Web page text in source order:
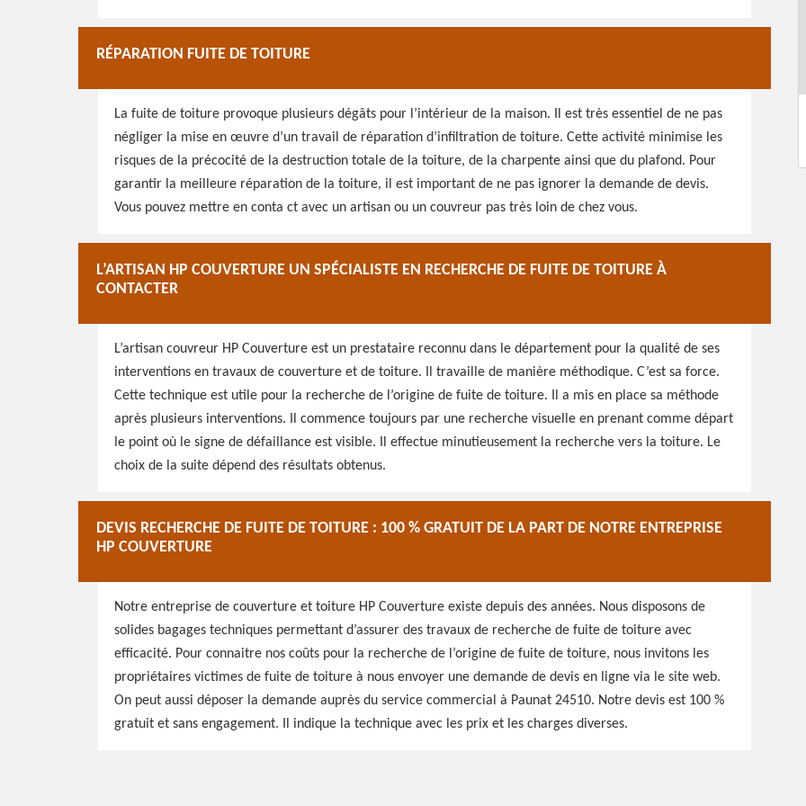
RÉPARATION FUITE DE TOITURE
La fuite de toiture provoque plusieurs dégâts pour l’intérieur de la maison. Il est très essentiel de ne pas
négliger la mise en œuvre d’un travail de réparation d’infiltration de toiture. Cette activité minimise les
risques de la précocité de la destruction totale de la toiture, de la charpente ainsi que du plafond. Pour
garantir la meilleure réparation de la toiture, il est important de ne pas ignorer la demande de devis.
Vous pouvez mettre en conta ct avec un artisan ou un couvreur pas très loin de chez vous.
L’ARTISAN HP COUVERTURE UN SPÉCIALISTE EN RECHERCHE DE FUITE DE TOITURE À
CONTACTER
L’artisan couvreur HP Couverture est un prestataire reconnu dans le département pour la qualité de ses
interventions en travaux de couverture et de toiture. Il travaille de manière méthodique. C’est sa force.
Cette technique est utile pour la recherche de l’origine de fuite de toiture. Il a mis en place sa méthode
après plusieurs interventions. Il commence toujours par une recherche visuelle en prenant comme départ
le point où le signe de défaillance est visible. Il effectue minutieusement la recherche vers la toiture. Le
choix de la suite dépend des résultats obtenus.
DEVIS RECHERCHE DE FUITE DE TOITURE : 100 % GRATUIT DE LA PART DE NOTRE ENTREPRISE
HP COUVERTURE
Notre entreprise de couverture et toiture HP Couverture existe depuis des années. Nous disposons de
solides bagages techniques permettant d’assurer des travaux de recherche de fuite de toiture avec
efficacité. Pour connaitre nos coûts pour la recherche de l’origine de fuite de toiture, nous invitons les
propriétaires victimes de fuite de toiture à nous envoyer une demande de devis en ligne via le site web.
On peut aussi déposer la demande auprès du service commercial à Paunat 24510. Notre devis est 100 %
gratuit et sans engagement. Il indique la technique avec les prix et les charges diverses.